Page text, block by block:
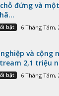
đứng và
bật 6 Tháng Tám,
và cộng
2,1 triệu
bật 6 Tháng Tám,